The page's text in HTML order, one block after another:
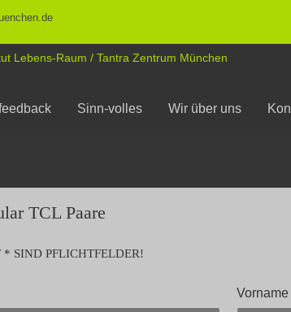
Sinn-volles Wir über uns
TCL Paare
SIND PFLICHTFELDER!